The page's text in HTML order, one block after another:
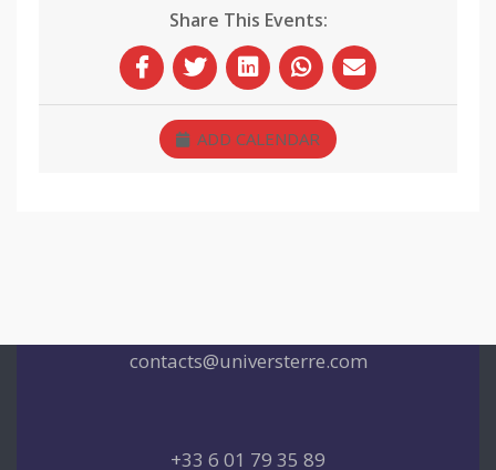
Share This Events:
ADD CALENDAR
contacts@universterre.com
+33 6 01 79 35 89